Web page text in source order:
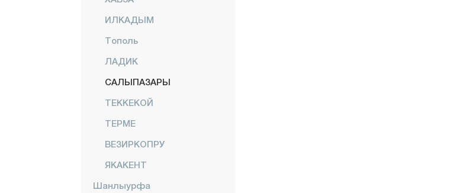
ИЛКАДЫМ
Тополь
ЛАДИК
САЛЫПАЗАРЫ
ТЕККЕКОЙ
ТЕРМЕ
ВЕЗИРКОПРУ
ЯКАКЕНТ
Шанлыурфа